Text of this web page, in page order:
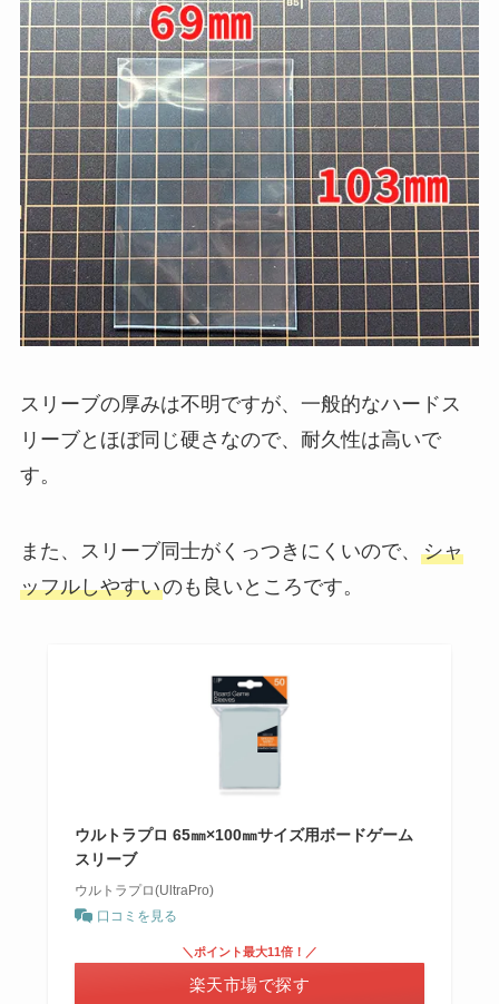
スリーブの厚みは不明ですが、一般的なハードス
リーブとほぼ同じ硬さなので、耐久性は高いで
す。
また、スリーブ同士がくっつきにくいので、 シャ
ッフルしやすいのも良いところです。
ウルトラプロ 65㎜×100㎜サイズ用ボードゲーム
スリーブ
ウルトラプロ(UltraPro)
口コミを見る
＼ポイント最大11倍！／
楽天市場で探す